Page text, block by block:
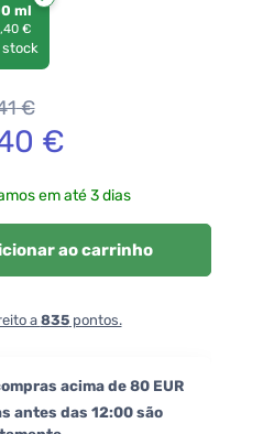
ml
€
stock
€
€
em até 3 dias
ao carrinho
a 835pontos.
acima de 80 EUR
antes das 12:00 são